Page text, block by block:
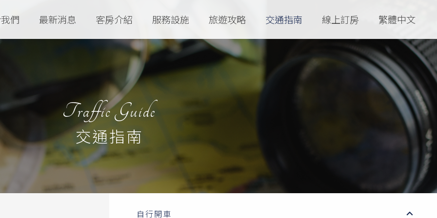
們 最新消息 客房介紹 服務設施 旅遊攻略 交通指南 線上訂房 繁體中文
Traffic Guide
交通指南
自行開車